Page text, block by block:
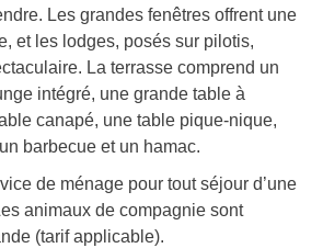
Les grandes fenêtres offrent une
et les lodges, posés sur pilotis,
La terrasse comprend un
intégré, une grande table à
canapé, une table pique-nique,
barbecue et un hamac.
de ménage pour tout séjour d’une
animaux de compagnie sont
(tarif applicable).